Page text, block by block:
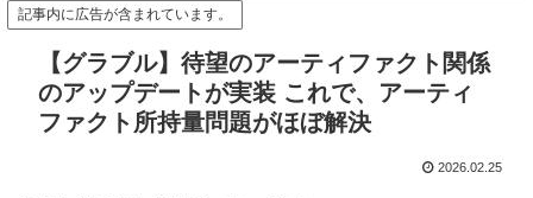
記事内に広告が含まれています。
【グラブル】待望のアーティファクト関係
のアップデートが実装 これで、アーティ
ファクト所持量問題がほぼ解決
2026.02.25